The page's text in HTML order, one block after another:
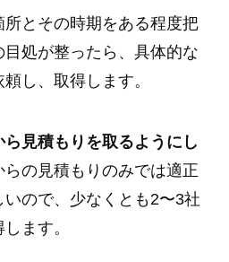
とその時期をある程度把
処が整ったら、具体的な
し、取得します。
ら見積もりを取るようにし
の見積もりのみでは適正
ので、少なくとも2〜3社
ます。